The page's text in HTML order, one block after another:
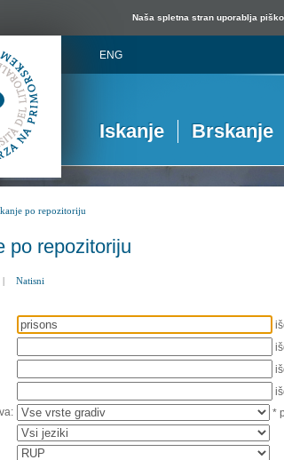
Naša spletna stran uporablja
ENG
Iskanje Brskanje
po repozitoriju
po repozitoriju
| Natisni
*